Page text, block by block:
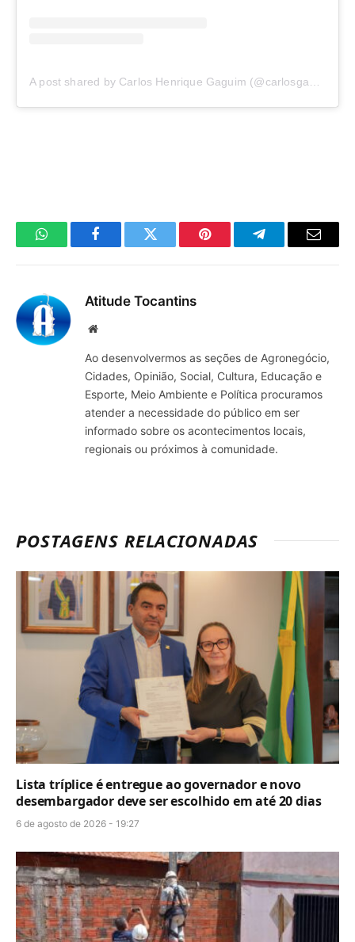
WhatsAppFacebookTwitter Pinterest TelegramaE-
Atitude Tocantins
Site
Ao desenvolvermos as seções de Agronegócio,
Cidades, Opinião, Social, Cultura, Educação e
Esporte, Meio Ambiente e Política procuramos
atender a necessidade do público em ser
informado sobre os acontecimentos locais,
regionais ou próximos à comunidade.
POSTAGENS RELACIONADAS
Lista tríplice é entregue ao governador e novo
desembargador deve ser escolhido em até 20 dias
6 de agosto de 2026 - 19:27